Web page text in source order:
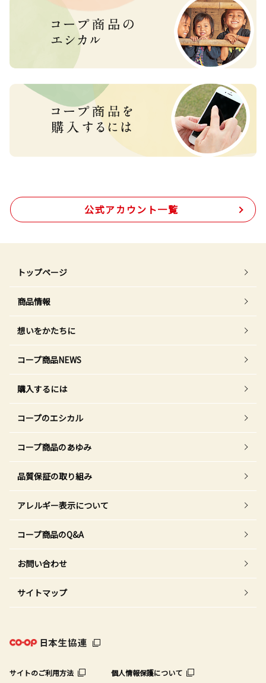
公式アカウント一覧
トップページ
商品情報
想いをかたちに
コープ商品NEWS
購入するには
コープのエシカル
コープ商品のあゆみ
品質保証の取り組み
アレルギー表示について
コープ商品のQ&A
お問い合わせ
サイトマップ
サイトのご利用方法 個人情報保護について